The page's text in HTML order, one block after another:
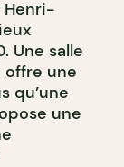
Henri-
Une salle
offre une
qu’une
une